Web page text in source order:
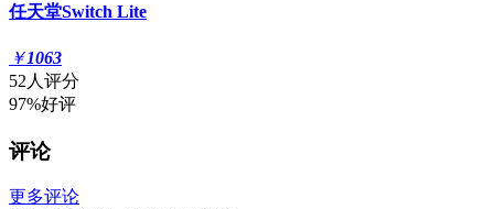
任天堂Switch Lite
￥1063
52人评分
97%好评
评论
更多评论